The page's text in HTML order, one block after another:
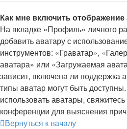
Как мне включить
На вкладке «Профиль» личного
добавить аватару с
инструментов: «Граватар»,
аватара» или «Загружаемая
зависит, включена ли поддержка
типы аватар могут быть
использовать аватары,
конференции для выяснения
Вернуться к началу